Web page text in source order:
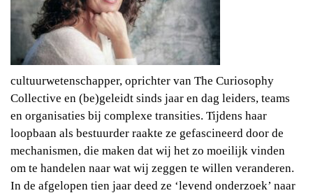
cultuurwetenschapper, oprichter van The Curiosophy
Collective en (be)geleidt sinds jaar en dag leiders, teams
en organisaties bij complexe transities. Tijdens haar
loopbaan als bestuurder raakte ze gefascineerd door de
mechanismen, die maken dat wij het zo moeilijk vinden
om te handelen naar wat wij zeggen te willen veranderen.
In de afgelopen tien jaar deed ze ‘levend onderzoek’ naar